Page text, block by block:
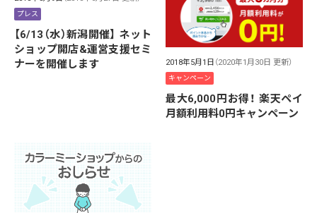
プレス
【6/13（水）新潟開催】 ネット
ショップ開店&運営支援セミ
ナーを開催します
2018年5月1日 （2020年1月30日 更新）
キャンペーン
最大6,000円お得！ 楽天ペイ
月額利用料0円キャンペーン